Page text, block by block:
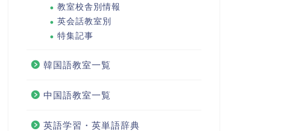
教室校舎別情報
英会話教室別
特集記事
韓国語教室一覧
中国語教室一覧
英語学習・英単語辞典